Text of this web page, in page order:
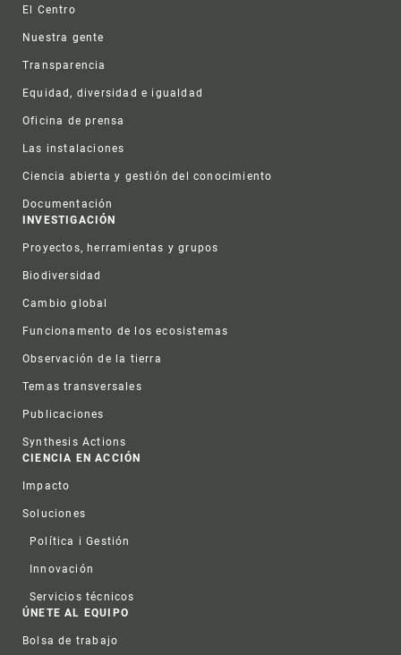
El Centro
Nuestra gente
Transparencia
Equidad, diversidad e igualdad
Oficina de prensa
Las instalaciones
Ciencia abierta y gestión del conocimiento
Documentación
INVESTIGACIÓN
Proyectos, herramientas y grupos
Biodiversidad
Cambio global
Funcionamento de los ecosistemas
Observación de la tierra
Temas transversales
Publicaciones
Synthesis Actions
CIENCIA EN ACCIÓN
Impacto
Soluciones
Política i Gestión
Innovación
Servicios técnicos
ÚNETE AL EQUIPO
Bolsa de trabajo